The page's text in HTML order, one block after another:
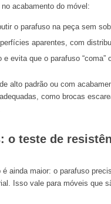
acabamento do móvel:
o parafuso na peça sem
aparentes, com
evita que o parafuso “coma”
alto padrão ou com
como brocas
o teste de
ainda maior: o parafuso
Isso vale para móveis que